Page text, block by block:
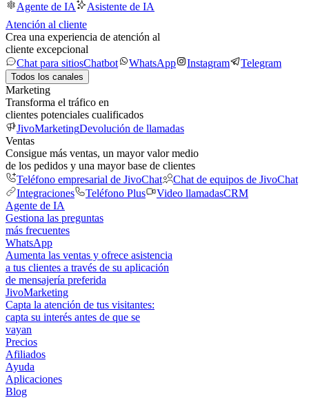
Agente de IA
Asistente de IA
Atención al cliente
Crea una experiencia de atención al
cliente excepcional
Chat para sitiosChatbot WhatsApp Instagram Telegram
Todos los canales
Marketing
Transforma el tráfico en
clientes potenciales cualificados
JivoMarketingDevolución de llamadas
Ventas
Consigue más ventas, un mayor valor medio
de los pedidos y una mayor base de clientes
Teléfono empresarial de JivoChat
Chat de equipos de JivoChat
Integraciones
Teléfono Plus Video llamadasCRM
Agente de IA
Gestiona las preguntas
más frecuentes
WhatsApp
Aumenta las ventas y ofrece asistencia
a tus clientes a través de su aplicación
de mensajería preferida
JivoMarketing
Capta la atención de tus visitantes:
capta su interés antes de que se
vayan
Precios
Afiliados
Ayuda
Aplicaciones
Blog